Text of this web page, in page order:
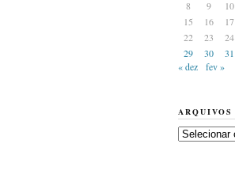
8
9 10
15
16 17
22
23 24
29
30
31
« dez
fev »
ARQUIVOS
Arquivos